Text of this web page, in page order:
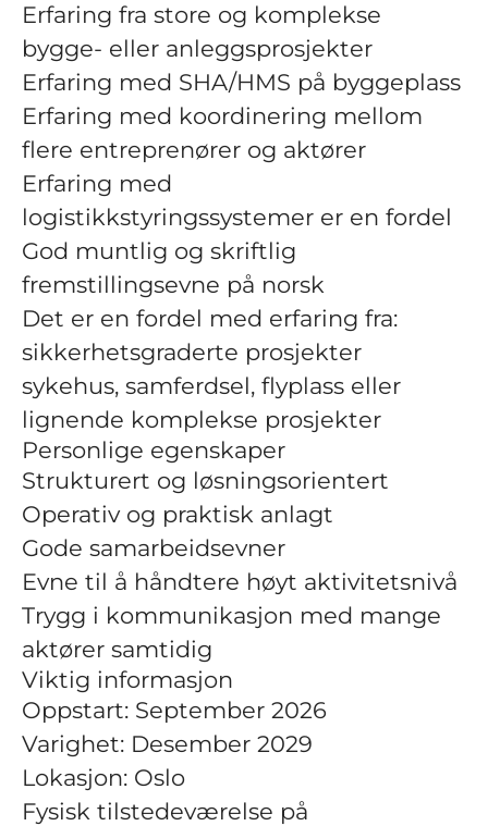
Erfaring fra store og komplekse
bygge- eller anleggsprosjekter
Erfaring med SHA/HMS på byggeplass
Erfaring med koordinering mellom
flere entreprenører og aktører
Erfaring med
logistikkstyringssystemer er en fordel
God muntlig og skriftlig
fremstillingsevne på norsk
Det er en fordel med erfaring fra:
sikkerhetsgraderte prosjekter
sykehus, samferdsel, flyplass eller
lignende komplekse prosjekter
Personlige egenskaper
Strukturert og løsningsorientert
Operativ og praktisk anlagt
Gode samarbeidsevner
Evne til å håndtere høyt aktivitetsnivå
Trygg i kommunikasjon med mange
aktører samtidig
Viktig informasjon
Oppstart: September 2026
Varighet: Desember 2029
Lokasjon: Oslo
Fysisk tilstedeværelse på